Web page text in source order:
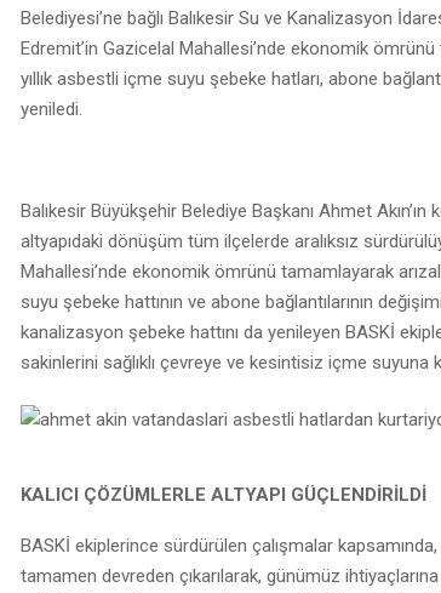
Belediyesi’ne bağlı Balıkesir Su ve Kanalizasyon
Edremit’in Gazicelal Mahallesi’nde ekonomik
yıllık asbestli içme suyu şebeke hatları, abone
yeniledi.
Balıkesir Büyükşehir Belediye Başkanı Ahmet
altyapıdaki dönüşüm tüm ilçelerde aralıksız
Mahallesi’nde ekonomik ömrünü tamamlayarak
suyu şebeke hattının ve abone bağlantılarının
kanalizasyon şebeke hattını da yenileyen BASKİ
sakinlerini sağlıklı çevreye ve kesintisiz içme suyuna
KALICI ÇÖZÜMLERLE ALTYAPI GÜÇLENDİRİLDİ
BASKİ ekiplerince sürdürülen çalışmalar
tamamen devreden çıkarılarak, günümüz